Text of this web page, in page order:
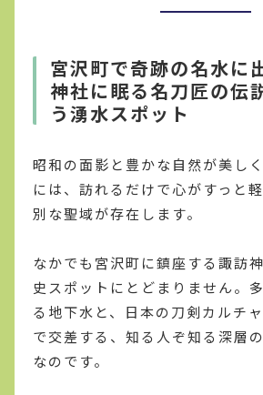
宮沢町で奇跡の名水に
神社に眠る名刀匠の伝
う湧水スポット
昭和の面影と豊かな自然が美し
には、訪れるだけで心がすっと
別な聖域が存在します。
なかでも宮沢町に鎮座する諏訪
史スポットにとどまりません。
る地下水と、日本の刀剣カルチ
で交差する、知る人ぞ知る深層
なのです。